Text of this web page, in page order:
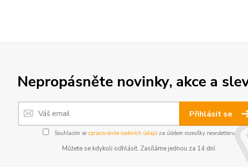
Nepropásněte novinky, akce a
Přihlásit se
Souhlasím se zpracováním osobních údajůza účelem rozesílky newsletteru.
Můžete se kdykoli odhlásit. Zasíláme jednou za 14 dní.